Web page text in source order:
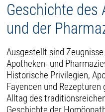
Geschichte des
und der
Ausgestellt sind
Apotheken- und
Historische Privilegien,
Fayencen und Rezepturen
Alltag des
Geschichte der